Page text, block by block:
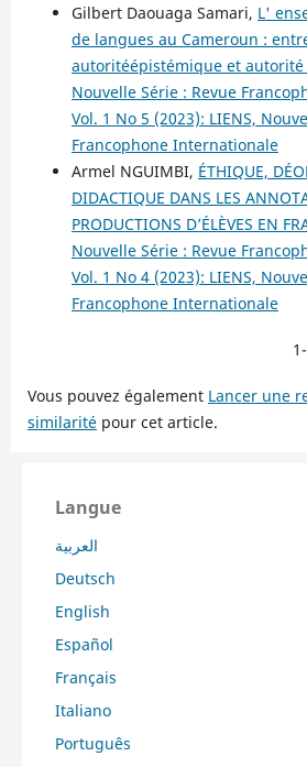
Gilbert Daouaga Samari, L'
de langues au Cameroun :
autoritéépistémique et
Nouvelle Série : Revue
Vol. 1 No 5 (2023): LIENS,
Francophone Internationale
Armel NGUIMBI, ÉTHIQUE,
DIDACTIQUE DANS LES
PRODUCTIONS D’ÉLÈVES EN
Nouvelle Série : Revue
Vol. 1 No 4 (2023): LIENS,
Francophone Internationale
Vous pouvez également Lancer une
similaritépour cet article.
Langue
العربية
Deutsch
English
Español
Français
Italiano
Português